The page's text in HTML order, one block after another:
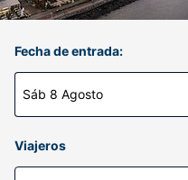
Fecha de entrada:
Sáb 8 Agosto
Viajeros